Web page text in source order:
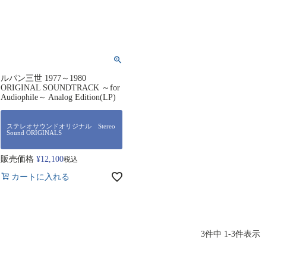
ルパン三世 1977～1980
ORIGINAL SOUNDTRACK ～for
Audiophile～ Analog Edition(LP)
ステレオサウンドオリジナル Stereo
Sound ORIGINALS
販売価格 ¥12,100税込
カートに入れる
3件中 1-3件表示